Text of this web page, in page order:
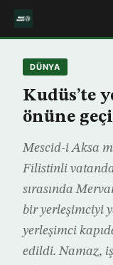
DÜNYA
Kudüs’te
önüne
Mescid-i Aksa
Filistinli
sırasında
bir yerleşimciyi
yerleşimci
edildi. Namaz,